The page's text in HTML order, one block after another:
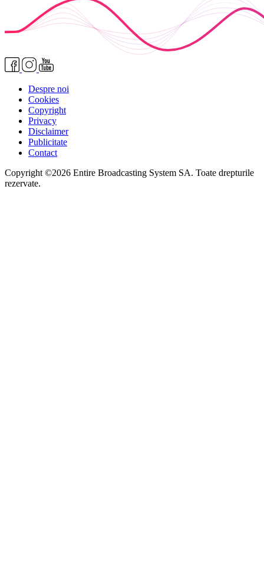
Despre noi
Cookies
Copyright
Privacy
Disclaimer
Publicitate
Contact
Copyright ©2026 Entire Broadcasting System SA. Toate drepturile
rezervate.